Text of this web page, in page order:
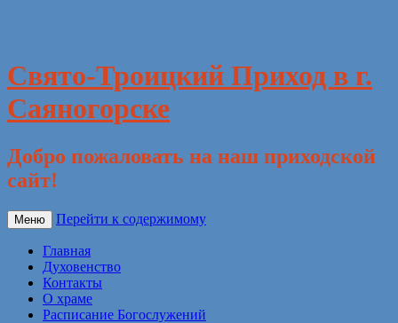
Свято-Троицкий Приход в г.
Саяногорске
Добро пожаловать на наш приходской
сайт!
Меню Перейти к содержимому
Главная
Духовенство
Контакты
О храме
Расписание Богослужений